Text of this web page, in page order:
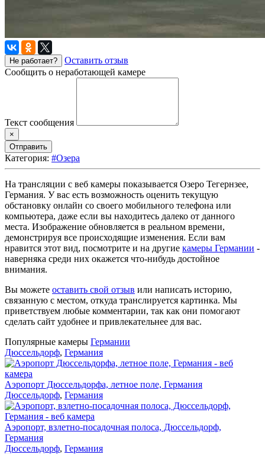
Не работает?
Оставить отзыв
Сообщить о неработающей камере
Текст сообщения
×
Отправить
Категория: #Озера
На трансляции с веб камеры показывается Озеро Тегернзее,
Германия. У вас есть возможность оценить текущую
обстановку онлайн со своего мобильного телефона или
компьютера, даже если вы находитесь далеко от данного
места. Изображение обновляется в реальном времени,
демонстрируя все происходящие изменения. Если вам
нравится этот вид, посмотрите и на другие камеры Германии -
наверняка среди них окажется что-нибудь достойное
внимания.
Вы можете оставить свой отзыв или написать историю,
связанную с местом, откуда транслируется картинка. Мы
приветствуем любые комментарии, так как они помогают
сделать сайт удобнее и привлекательнее для вас.
Популярные камеры Германии
Дюссельдорф, Германия
Аэропорт Дюссельдорфа, летное поле, Германия
Дюссельдорф, Германия
Аэропорт, взлетно-посадочная полоса, Дюссельдорф,
Германия
Дюссельдорф, Германия